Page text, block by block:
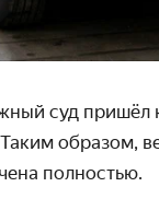
суд пришёл
образом,
полностью.